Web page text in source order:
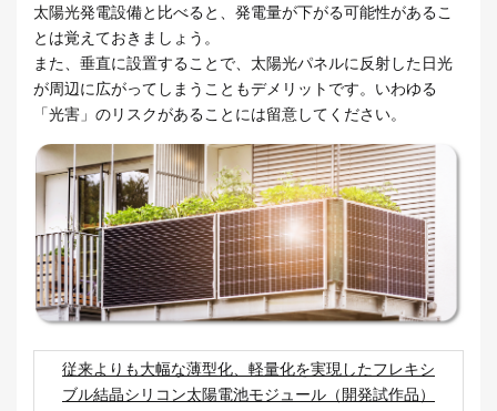
太陽光発電設備と比べると、発電量が下がる可能性があるこ
とは覚えておきましょう。
また、垂直に設置することで、太陽光パネルに反射した日光
が周辺に広がってしまうこともデメリットです。いわゆる
「光害」のリスクがあることには留意してください。
従来よりも大幅な薄型化、軽量化を実現したフレキシ
ブル結晶シリコン太陽電池モジュール（開発試作品）